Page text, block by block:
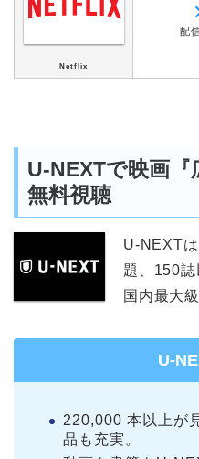
Netflix
配
U-NEXTで映画
無料視聴
U-NEXT
題、150誌
国内最大
U-
220,000 本以上が
品も充実。